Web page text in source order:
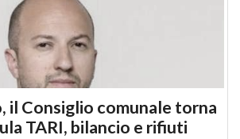
il Consiglio comunale torna
TARI, bilancio e rifiuti